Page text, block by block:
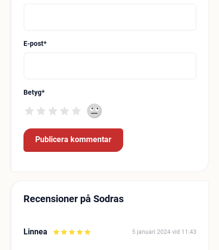
E-post*
Betyg*
Recensioner på Sodras
Linnea 5 januari 2024 vid 11:43